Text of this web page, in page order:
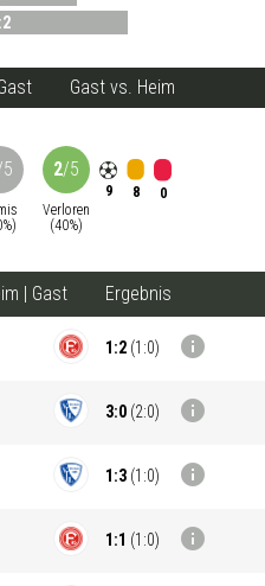
:2
Gast vs. Heim
5
%)
2/5
Verloren
(40%)
9 8 0
| Gast Ergebnis
1:2 (1:0) info
3:0 (2:0) info
1:3 (1:0) info
1:1 (1:0) info